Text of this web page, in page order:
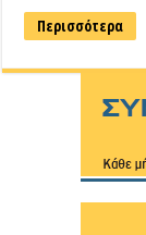
Περισσότερα